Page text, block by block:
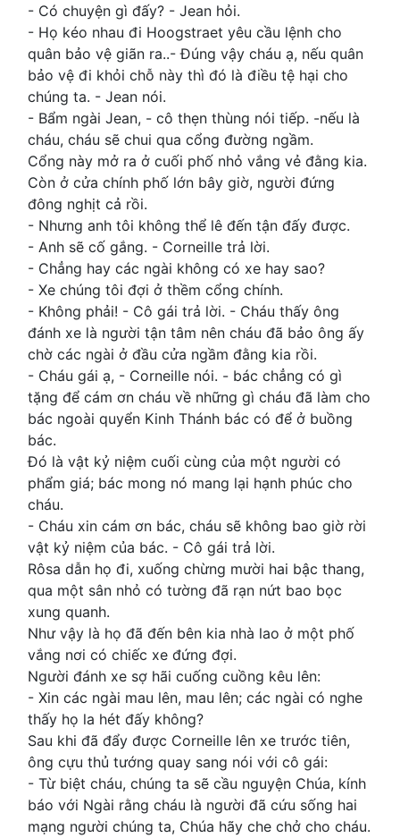
- Có chuyện gì đấy? - Jean hỏi.
- Họ kéo nhau đi Hoogstraet yêu cầu lệnh cho
quân bảo vệ giãn ra..- Đúng vậy cháu ạ, nếu quân
bảo vệ đi khỏi chỗ này thì đó là điều tệ hại cho
chúng ta. - Jean nói.
- Bẩm ngài Jean, - cô thẹn thùng nói tiếp. -nếu là
cháu, cháu sẽ chui qua cổng đường ngầm.
Cổng này mở ra ở cuối phố nhỏ vắng vẻ đằng kia.
Còn ở cửa chính phố lớn bây giờ, người đứng
đông nghịt cả rồi.
- Nhưng anh tôi không thể lê đến tận đấy được.
- Anh sẽ cố gắng. - Corneille trả lời.
- Chẳng hay các ngài không có xe hay sao?
- Xe chúng tôi đợi ở thềm cổng chính.
- Không phải! - Cô gái trả lời. - Cháu thấy ông
đánh xe là người tận tâm nên cháu đã bảo ông ấy
chờ các ngài ở đầu cửa ngầm đằng kia rồi.
- Cháu gái ạ, - Corneille nói. - bác chẳng có gì
tặng để cám ơn cháu về những gì cháu đã làm cho
bác ngoài quyển Kinh Thánh bác có để ở buồng
bác.
Đó là vật kỷ niệm cuối cùng của một người có
phẩm giá; bác mong nó mang lại hạnh phúc cho
cháu.
- Cháu xin cám ơn bác, cháu sẽ không bao giờ rời
vật kỷ niệm của bác. - Cô gái trả lời.
Rôsa dẫn họ đi, xuống chừng mười hai bậc thang,
qua một sân nhỏ có tường đã rạn nứt bao bọc
xung quanh.
Như vậy là họ đã đến bên kia nhà lao ở một phố
vắng nơi có chiếc xe đứng đợi.
Người đánh xe sợ hãi cuống cuồng kêu lên:
- Xin các ngài mau lên, mau lên; các ngài có nghe
thấy họ la hét đấy không?
Sau khi đã đẩy được Corneille lên xe trước tiên,
ông cựu thủ tướng quay sang nói với cô gái:
- Từ biệt cháu, chúng ta sẽ cầu nguyện Chúa, kính
báo với Ngài rằng cháu là người đã cứu sống hai
mạng người chúng ta, Chúa hãy che chở cho cháu.